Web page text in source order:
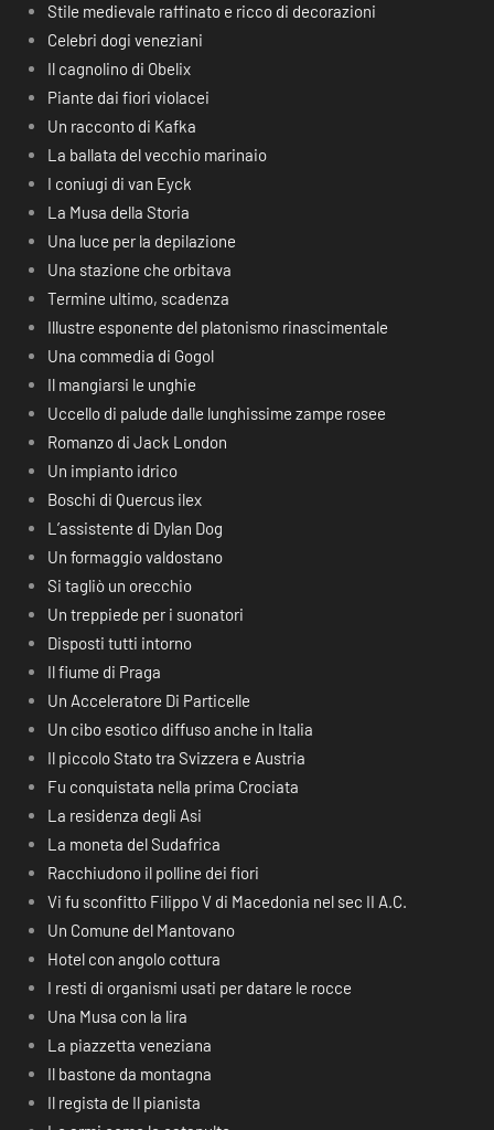
Stile medievale raffinato e ricco di decorazioni
Celebri dogi veneziani
Il cagnolino di Obelix
Piante dai fiori violacei
Un racconto di Kafka
La ballata del vecchio marinaio
I coniugi di van Eyck
La Musa della Storia
Una luce per la depilazione
Una stazione che orbitava
Termine ultimo, scadenza
Illustre esponente del platonismo rinascimentale
Una commedia di Gogol
Il mangiarsi le unghie
Uccello di palude dalle lunghissime zampe rosee
Romanzo di Jack London
Un impianto idrico
Boschi di Quercus ilex
L’assistente di Dylan Dog
Un formaggio valdostano
Si tagliò un orecchio
Un treppiede per i suonatori
Disposti tutti intorno
Il fiume di Praga
Un Acceleratore Di Particelle
Un cibo esotico diffuso anche in Italia
Il piccolo Stato tra Svizzera e Austria
Fu conquistata nella prima Crociata
La residenza degli Asi
La moneta del Sudafrica
Racchiudono il polline dei fiori
Vi fu sconfitto Filippo V di Macedonia nel sec II A.C.
Un Comune del Mantovano
Hotel con angolo cottura
I resti di organismi usati per datare le rocce
Una Musa con la lira
La piazzetta veneziana
Il bastone da montagna
Il regista de Il pianista